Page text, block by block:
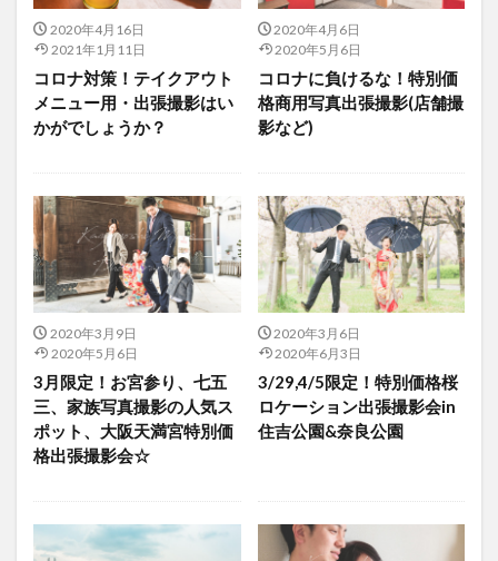
2020年4月16日
2021年1月11日
コロナ対策！テイクアウト
メニュー用・出張撮影はい
かがでしょうか？
2020年4月6日
2020年5月6日
コロナに負けるな！特別価
格商用写真出張撮影(店舗撮
影など)
2020年3月9日
2020年5月6日
3月限定！お宮参り、七五
三、家族写真撮影の人気ス
ポット、大阪天満宮特別価
格出張撮影会☆
2020年3月6日
2020年6月3日
3/29,4/5限定！特別価格桜
ロケーション出張撮影会in
住吉公園&奈良公園